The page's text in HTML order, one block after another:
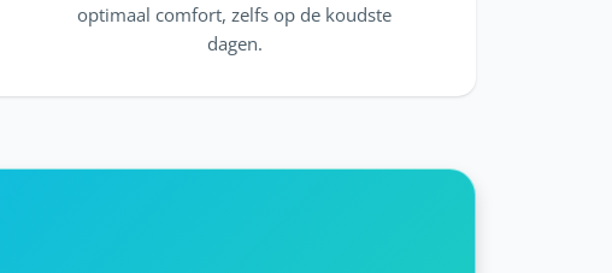
optimaal comfort, zelfs op de koudste
dagen.